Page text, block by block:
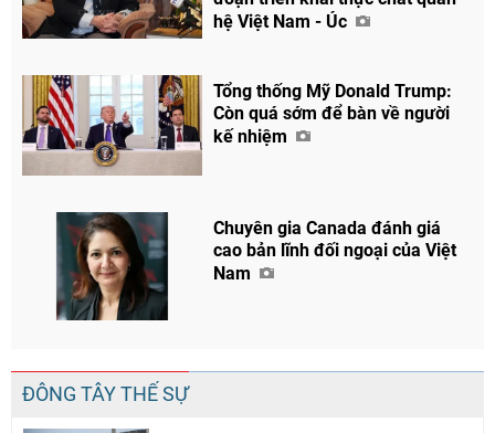
Facebook
hệ Việt Nam - Úc
Tổng thống Mỹ Donald Trump:
Còn quá sớm để bàn về người
kế nhiệm
Chuyên gia Canada đánh giá
cao bản lĩnh đối ngoại của Việt
Nam
ĐÔNG TÂY THẾ SỰ